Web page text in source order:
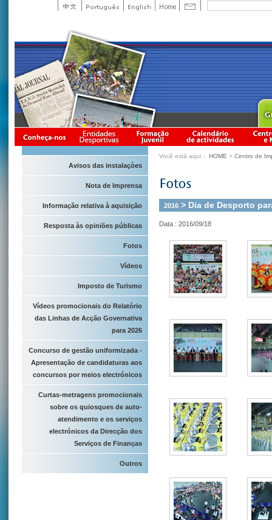
Avisos das instalaçòes
Nota de Imprensa
Informação relativa à aquisição
Resposta às opiniões públicas
Fotos
Vídeos
Imposto de Turismo
Vídeos promocionais do Relatório
das Linhas de Acção Governativa
para 2026
Concurso de gestão uniformizada -
Apresentação de candidaturas aos
concursos por meios electrónicos
Curtas-metragens promocionais
sobre os quiosques de auto-
atendimento e os serviços
electrónicos da Direcção dos
Serviços de Finanças
Outros
Você está aqui： HOME > Centro de
2016 > Dia de Desporto
Data : 2016/09/18